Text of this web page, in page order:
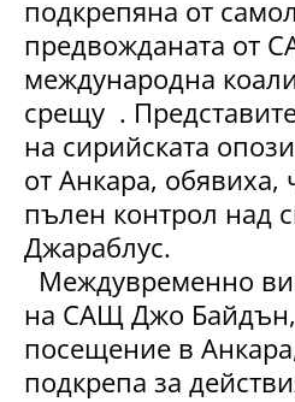
подкрепяна от
предвожданата от
международна
срещу .
на сирийската
от Анкара, обявиха,
пълен контрол над
Джараблус.
Междувременно
на САЩ Джо Байдън,
посещение в
подкрепа за